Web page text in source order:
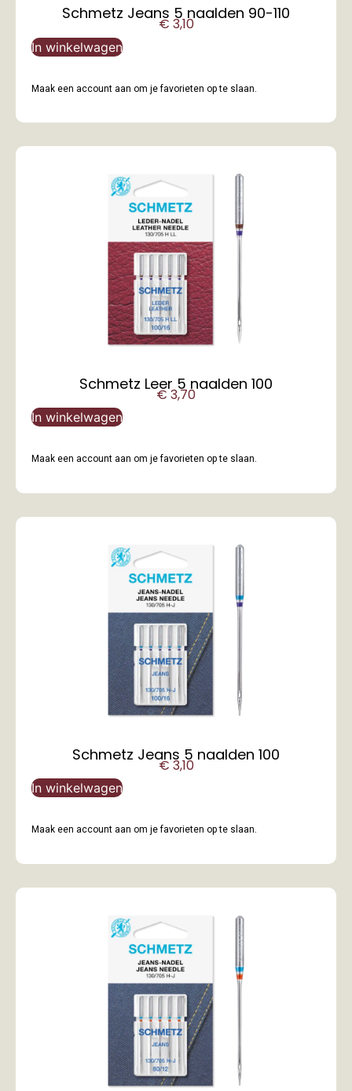
Schmetz Jeans 5 naalden 90-110
€ 3,10
In winkelwagen
Maak een account aan om je favorieten op te slaan.
Schmetz Leer 5 naalden 100
€3,70
In winkelwagen
Maak een account aan om je favorieten op te slaan.
Schmetz Jeans 5 naalden 100
€3,10
In winkelwagen
Maak een account aan om je favorieten op te slaan.